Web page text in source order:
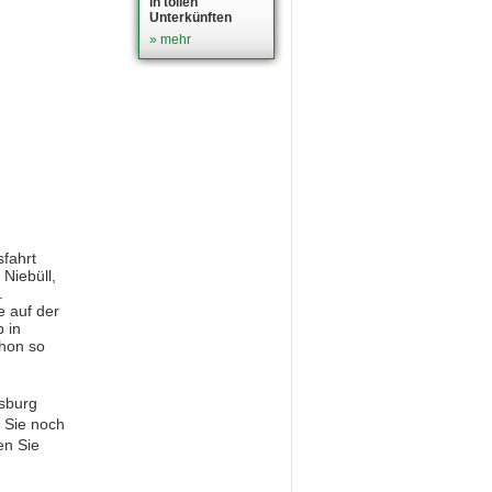
auf der
in
so
noch
Sie
Unterkünften
» mehr